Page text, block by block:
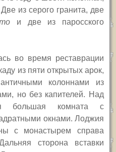
из серого гранита, две
и две из паросского
во время реставрации
из пяти открытых арок,
колоннами из
но без капителей. Над
большая комната с
окнами. Лоджия
с монастырем справа
сторона вставки